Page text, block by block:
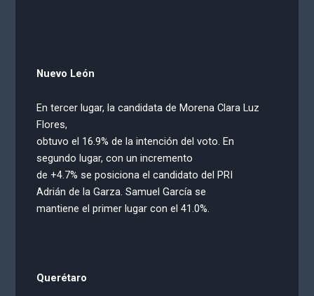
Nuevo León
En tercer lugar, la candidata de Morena Clara Luz
Flores,
obtuvo el 16.9% de la intención del voto. En
segundo lugar, con un incremento
de +4.7% se posiciona el candidato del PRI
Adrián de la Garza. Samuel García se
mantiene el primer lugar con el 41.0%.
Querétaro